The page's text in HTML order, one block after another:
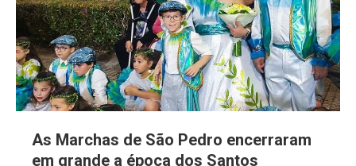
As Marchas de São Pedro encerraram
em grande a época dos Santos